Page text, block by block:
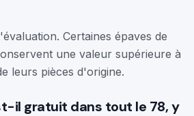
Certaines épaves de
une valeur supérieure à
leurs pièces d'origine.
il gratuit dans tout le 78, y